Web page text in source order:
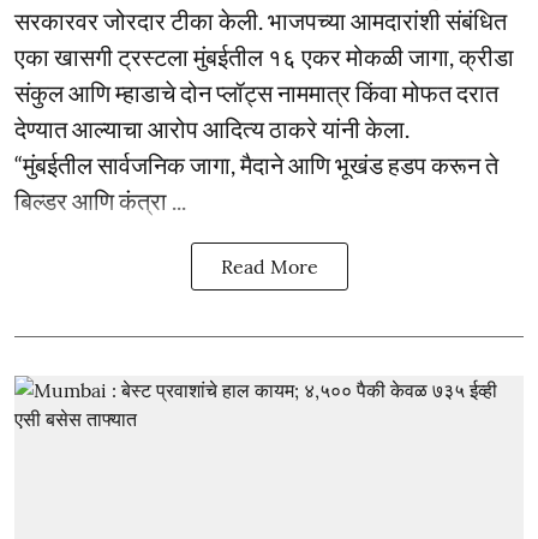
सरकारवर जोरदार टीका केली. भाजपच्या आमदारांशी संबंधित
एका खासगी ट्रस्टला मुंबईतील १६ एकर मोकळी जागा, क्रीडा
संकुल आणि म्हाडाचे दोन प्लॉट्स नाममात्र किंवा मोफत दरात
देण्यात आल्याचा आरोप आदित्य ठाकरे यांनी केला.
“मुंबईतील सार्वजनिक जागा, मैदाने आणि भूखंड हडप करून ते
बिल्डर आणि कंत्रा ...
Read More